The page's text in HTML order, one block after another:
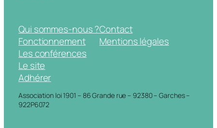
Qui sommes-nous ?
Fonctionnement
Les conférences
Le site
Adhérer
Contact
Mentions légales
Association loi 1901 – 86 Grande rue – 92380 – Garches –
922P6072